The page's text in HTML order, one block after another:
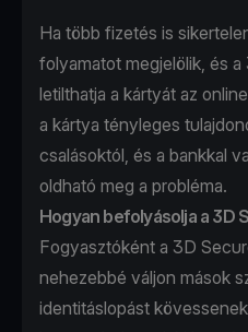
Ha több fizetés is
folyamatot megjelölik, és
letilthatja a kártyát az
a kártya tényleges
csalásoktól, és a bankkal
oldható meg a probléma.
Hogyan befolyásolja a 3D
Fogyasztóként a 3D
nehezebbé váljon mások
identitáslopást